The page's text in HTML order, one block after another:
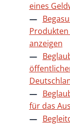
eines
anzeigen
für das